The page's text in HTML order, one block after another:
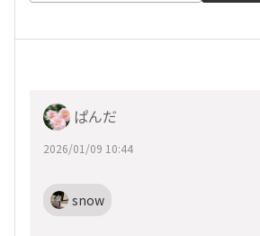
ぱんだ
2026/01/09 10:44
snow